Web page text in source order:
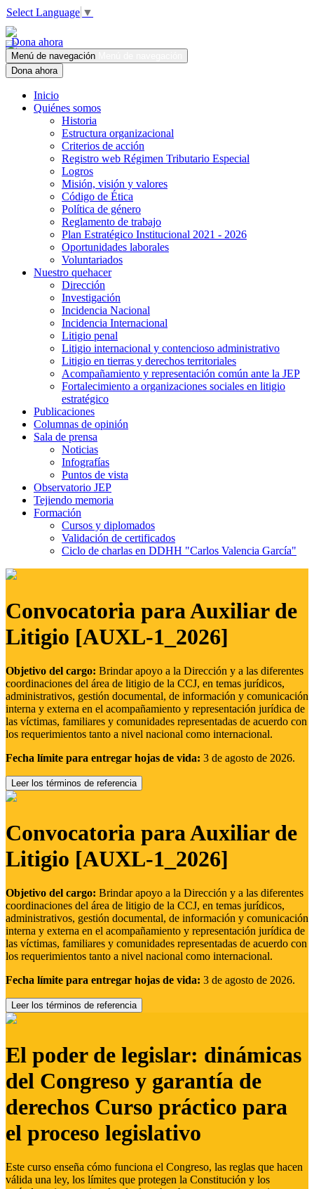
Select Language ▼
Dona ahora
Menú de navegación
Dona ahora
Inicio
Quiénes somos
Historia
Estructura organizacional
Criterios de acción
Registro web Régimen Tributario Especial
Logros
Misión, visión y valores
Código de Ética
Política de género
Reglamento de trabajo
Plan Estratégico Institucional 2021 - 2026
Oportunidades laborales
Voluntariados
Nuestro quehacer
Dirección
Investigación
Incidencia Nacional
Incidencia Internacional
Litigio penal
Litigio internacional y contencioso administrativo
Litigio en tierras y derechos territoriales
Acompañamiento y representación común ante la JEP
Fortalecimiento a organizaciones sociales en litigio
estratégico
Publicaciones
Columnas de opinión
Sala de prensa
Noticias
Infografías
Puntos de vista
Observatorio JEP
Tejiendo memoria
Formación
Cursos y diplomados
Validación de certificados
Ciclo de charlas en DDHH "Carlos Valencia García"
Convocatoria para Auxiliar de
Litigio [AUXL-1_2026]
Objetivo del cargo: Brindar apoyo a la Dirección y a las diferentes
coordinaciones del área de litigio de la CCJ, en temas jurídicos,
administrativos, gestión documental, de información y comunicación
interna y externa en el acompañamiento y representación jurídica de
las víctimas, familiares y comunidades representadas de acuerdo con
los requerimientos tanto a nivel nacional como internacional.
Fecha límite para entregar hojas de vida: 3 de agosto de 2026.
Leer los términos de referencia
Convocatoria para Auxiliar de
Litigio [AUXL-1_2026]
Objetivo del cargo: Brindar apoyo a la Dirección y a las diferentes
coordinaciones del área de litigio de la CCJ, en temas jurídicos,
administrativos, gestión documental, de información y comunicación
interna y externa en el acompañamiento y representación jurídica de
las víctimas, familiares y comunidades representadas de acuerdo con
los requerimientos tanto a nivel nacional como internacional.
Fecha límite para entregar hojas de vida: 3 de agosto de 2026.
Leer los términos de referencia
El poder de legislar: dinámicas
del Congreso y garantía de
derechos Curso práctico para
el proceso legislativo
Este curso enseña cómo funciona el Congreso, las reglas que hacen
válida una ley, los límites que protegen la Constitución y los